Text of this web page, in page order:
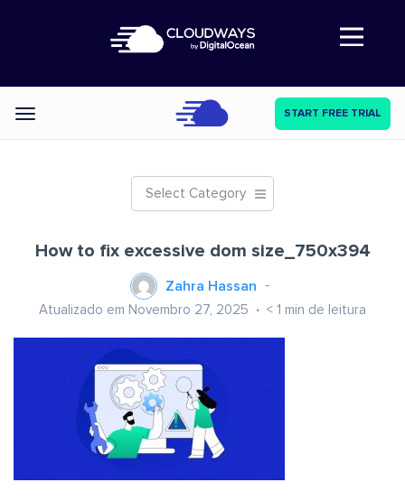
Abre a navegação
Categories START FREE TRIAL
Select Category
How to fix excessive dom size_750x394
Zahra Hassan
Atualizado em Novembro 27, 2025 < 1 min de leitura